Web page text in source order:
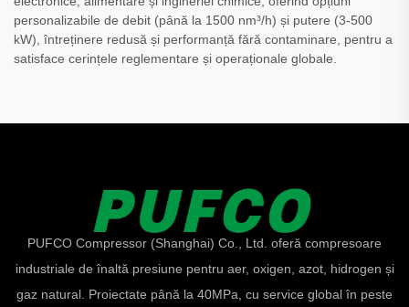
personalizabile de debit (până la 1500 nm³/h) și putere (3-500
kW), întreținere redusă și performanță fără contaminare, pentru a
satisface cerințele reglementare și operaționale globale.
PUFCO Compressor (Shanghai) Co., Ltd. oferă compresoare
industriale de înaltă presiune pentru aer, oxigen, azot, hidrogen și
gaz natural. Proiectate până la 40MPa, cu service global în peste